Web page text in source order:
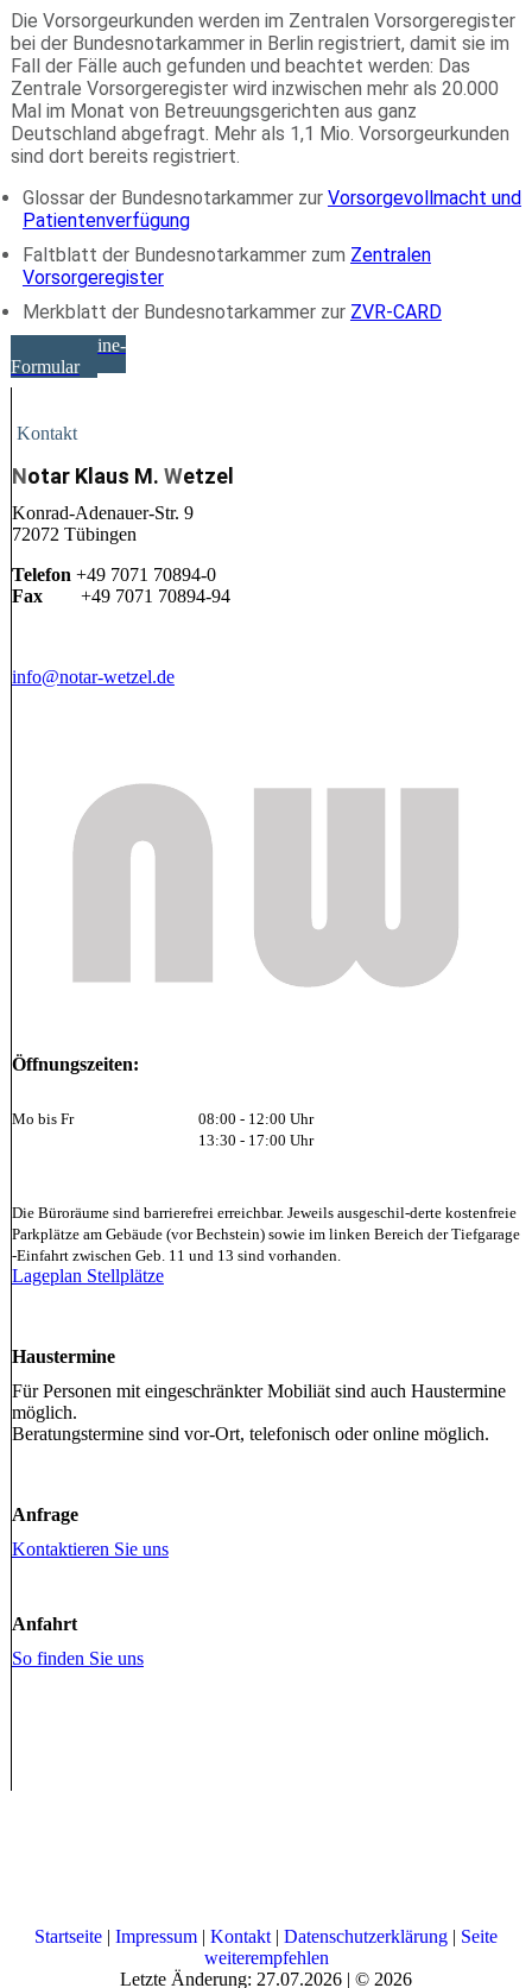
Die Vorsorgeurkunden werden im Zentralen Vorsorgeregister
bei der Bundesnotarkammer in Berlin registriert, damit sie im
Fall der Fälle auch gefunden und beachtet werden: Das
Zentrale Vorsorgeregister wird inzwischen mehr als 20.000
Mal im Monat von Betreuungsgerichten aus ganz
Deutschland abgefragt. Mehr als 1,1 Mio. Vorsorgeurkunden
sind dort bereits registriert.
Glossar der Bundesnotarkammer zur Vorsorgevollmacht und
Patientenverfügung
Faltblatt der Bundesnotarkammer zum Zentralen
Vorsorgeregister
Merkblatt der Bundesnotarkammer zur ZVR-CARD
Zum Online-
Formular
Kontakt
Notar Klaus M. Wetzel
Konrad-Adenauer-Str. 9
72072 Tübingen
Telefon +49 7071 70894-0
Fax +49 7071 70894-94
info@notar-wetzel.de
Öffnungszeiten:
Mo bis Fr
08:00 - 12:00 Uhr
13:30 - 17:00 Uhr
Die Büroräume sind barrierefrei erreichbar. Jeweils ausgeschil-derte kostenfreie
Parkplätze am Gebäude (vor Bechstein) sowie im linken Bereich der Tiefgarage
-Einfahrt zwischen Geb. 11 und 13 sind vorhanden.
Lageplan Stellplätze
Haustermine
Für Personen mit eingeschränkter Mobiliät sind auch Haustermine
möglich.
Beratungstermine sind vor-Ort, telefonisch oder online möglich.
Anfrage
Kontaktieren Sie uns
Anfahrt
So finden Sie uns
Startseite | Impressum | Kontakt | Datenschutzerklärung | Seite
weiterempfehlen
Letzte Änderung: 27.07.2026 | © 2026